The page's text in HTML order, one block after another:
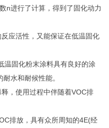
n进行了计算，得到了固化动力
应活性，又能保证在低温固化
温固化粉末涂料具有良好的涂
水和耐候性能。
，使用过程中伴随着VOC排
排放，具有众所周知的4E(经